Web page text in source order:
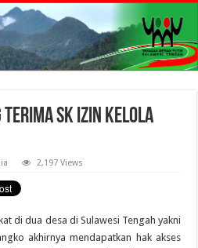
Terima SK Izin Kelola
2,197 Views
di dua desa di Sulawesi Tengah yakni
akhirnya mendapatkan hak akses